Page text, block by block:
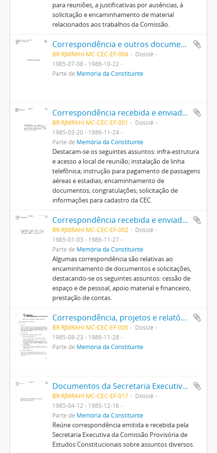
para reuniões, a justificativas por ausências, à
solicitação e encaminhamento de material
relacionados aos trabalhos da Comissão.
Correspondência e outros documentos da Comissão Provisória de Estudos Constitucionais à cessão de funcionários e a agradecimentos ao pessoal de apoio
BR RJMRAHI MC-CEC-EF-004
Dossiê
1985-07-08 - 1986-10-22
Parte de Memória da Constituinte
Correspondência recebida e enviada pela Comissão Provisória de Estudos Constitucionais
BR RJMRAHI MC-CEC-EF-001
Dossiê
1985-03-20 - 1986-11-24
Parte de Memória da Constituinte
Destacam-se os seguintes assuntos: infra-estrutura
e acesso a local de reunião; instalação de linha
telefônica; instrução para pagamento de passagens
aéreas e estadias; encaminhamento de
documentos; congratulações; solicitação de
informações para cadastro da CEC.
Correspondência recebida e enviada pela Comissão Provisória de Estudos Constitucionais recebida e/ou emitida, para o Banco Central e para o Ministro da Justiça
BR RJMRAHI MC-CEC-EF-002
Dossiê
1985-01-03 - 1986-11-27
Parte de Memória da Constituinte
Algumas correspondência são relativas ao
encaminhamento de documentos e solicitações,
destacando-se os seguintes assuntos: cessão de
espaço e de pessoal, apoio material e financeiro,
prestação de contas.
Correspondência, projetos e relatórios recebidos ou emitidos pela Comissão Provisória de Estudos Constitucionais relativos ao SEPRO, à EMBRATEL, à FGV e à FCRB
BR RJMRAHI MC-CEC-EF-005
Dossiê
1985-08-23 - 1986-11-28
Parte de Memória da Constituinte
Documentos da Secretaria Executiva da Comissão Provisória de Estudos Constitucionais
BR RJMRAHI MC-CEC-EF-017
Dossiê
1985-04-12 - 1985-12-16
Parte de Memória da Constituinte
Reúne correspondência emitida e recebida pela
Secretaria Executiva da Comissão Provisória de
Estudos Constitucionais sobre assuntos diversos.